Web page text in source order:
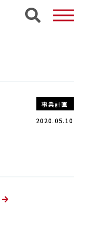
事業計画
2020.05.10